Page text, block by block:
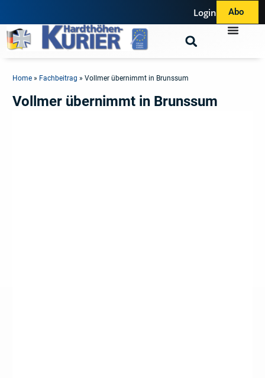
Login Abo
Home » Fachbeitrag »Vollmer übernimmt in Brunssum
Vollmer übernimmt in Brunssum